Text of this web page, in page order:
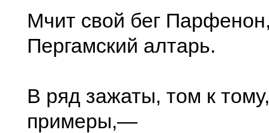
Мчит свой бег
Пергамский алтарь.
В ряд зажаты, том к
примеры,—